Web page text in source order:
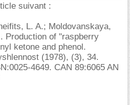
suivant :
L. A.; Moldovanskaya,
Production of "raspberry
ketone and phenol.
(1978), (3), 34.
4649. CAN 89:6065 AN